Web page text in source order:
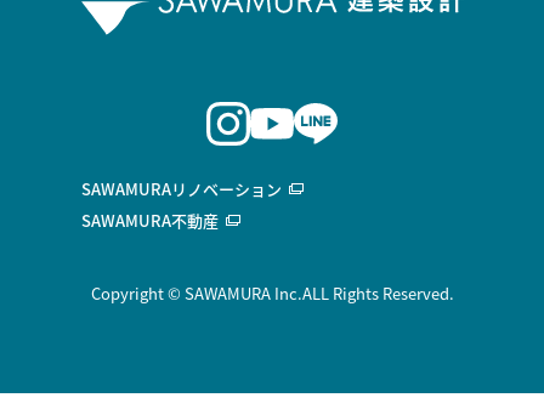
SAWAMURAリノベーション
SAWAMURA不動産
Copyright © SAWAMURA Inc.ALL Rights Reserved.